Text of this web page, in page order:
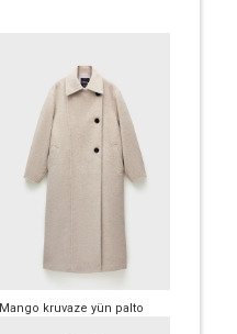
Mango kruvaze yün palto